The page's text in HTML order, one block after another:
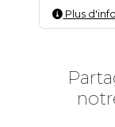
Plus